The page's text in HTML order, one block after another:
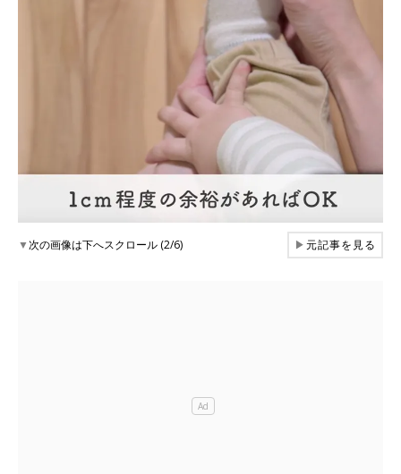
▼次の画像は下へスクロール (2/6) ▶元記事を見る